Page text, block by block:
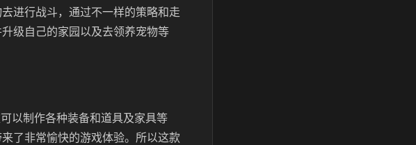
进行战斗，通过不一样的策略和走
级自己的家园以及去领养宠物等
以制作各种装备和道具及家具等
了非常愉快的游戏体验。所以这款